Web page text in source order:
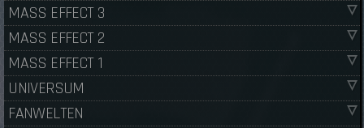
MASS EFFECT 3
MASS EFFECT 2
MASS EFFECT 1
UNIVERSUM
FANWELTEN